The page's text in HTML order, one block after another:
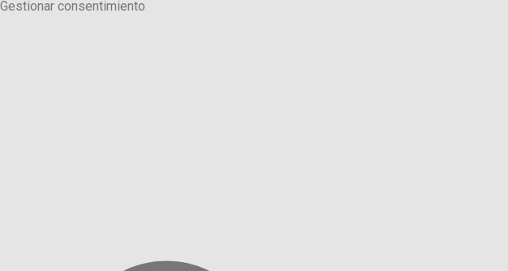
Gestionar consentimiento